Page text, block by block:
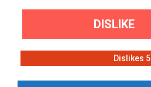
DISLIKE